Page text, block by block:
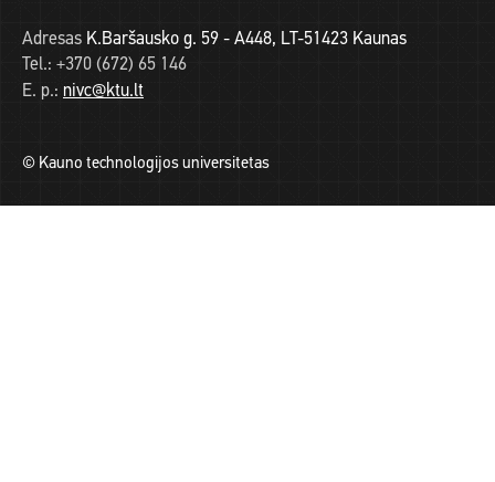
Adresas K.Baršausko g. 59 - A448, LT-51423 Kaunas
Tel.: +370 (672) 65 146
E. p.: nivc@ktu.lt
© Kauno technologijos universitetas